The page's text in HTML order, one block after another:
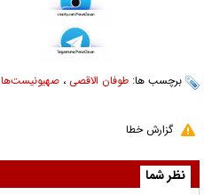
برچسب ها: طوفان الاقصی ، صهیونیست‌ها
گزارش خطا
نظر شما